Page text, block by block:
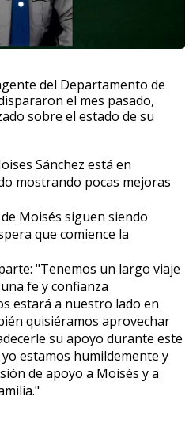
del Departamento de
el mes pasado,
sobre el estado de su
Sánchez está en
mostrando pocas mejoras
Moisés siguen siendo
que comience la
"Tenemos un largo viaje
fe y confianza
estará a nuestro lado en
quisiéramos aprovechar
su apoyo durante este
estamos humildemente y
de apoyo a Moisés y a